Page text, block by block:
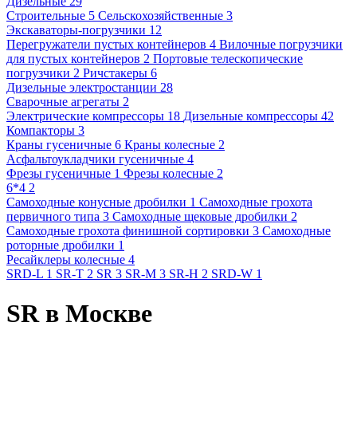
Строительные 5 Сельскохозяйственные 3
Экскаваторы-погрузчики 12
Перегружатели пустых контейнеров 4 Вилочные погрузчики
для пустых контейнеров 2 Портовые телескопические
погрузчики 2 Ричстакеры 6
Дизельные электростанции 28
Сварочные агрегаты 2
Электрические компрессоры 18 Дизельные компрессоры 42
Компакторы 3
Краны гусеничные 6 Краны колесные 2
Асфальтоукладчики гусеничные 4
Фрезы гусеничные 1 Фрезы колесные 2
6*4 2
Самоходные конусные дробилки 1 Самоходные грохота
первичного типа 3 Самоходные щековые дробилки 2
Самоходные грохота финишной сортировки 3 Самоходные
роторные дробилки 1
Ресайклеры колесные 4
SRD-L 1 SR-T 2 SR 3 SR-M 3 SR-H 2 SRD-W 1
SR в Москве